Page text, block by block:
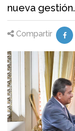
nueva gestión.
Compartir